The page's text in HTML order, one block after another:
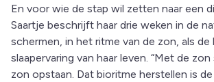
En voor wie de stap wil zetten naar een
Saartje beschrijft haar drie weken in de
schermen, in het ritme van de zon, als de
slaapervaring van haar leven. “Met de
zon opstaan. Dat bioritme herstellen is